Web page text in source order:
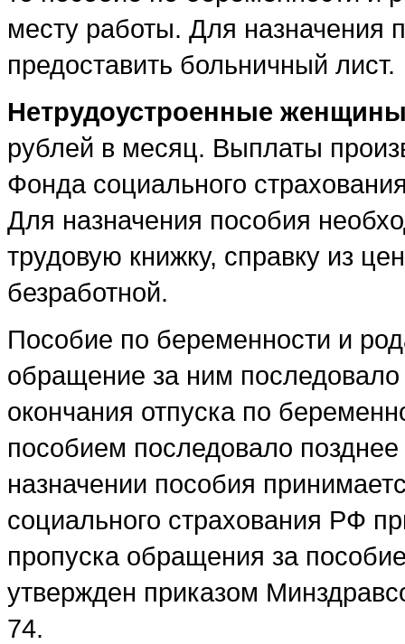
месту работы. Для
предоставить больничный лист.
Нетрудоустроенные
рублей в месяц. Выплаты
Фонда социального
Для назначения пособия
трудовую книжку, справку из
безработной.
Пособие по беременности и
обращение за ним
окончания отпуска по
пособием последовало
назначении пособия
социального страхования РФ
пропуска обращения за
утвержден приказом
74.